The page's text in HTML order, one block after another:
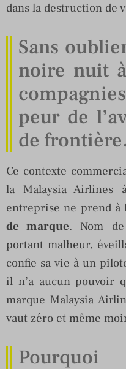
dans la destruction de
Sans
noire nuit
peur de
de frontière.
Ce contexte
la Malaysia Airlines
entreprise ne prend
de marque. Nom de
portant malheur,
confie sa vie à un
il n’a aucun pouvoir
marque Malaysia
vaut zéro et même